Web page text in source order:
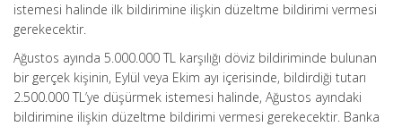
istemesi halinde ilk bildirimine ilişkin düzeltme bildirimi vermesi
gerekecektir.
Ağustos ayında 5.000.000 TL karşılığı döviz bildiriminde bulunan
bir gerçek kişinin, Eylül veya Ekim ayı içerisinde, bildirdiği tutarı
2.500.000 TL’ye düşürmek istemesi halinde, Ağustos ayındaki
bildirimine ilişkin düzeltme bildirimi vermesi gerekecektir. Banka